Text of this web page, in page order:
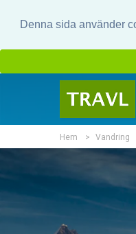
Denna sida använder
Hem Vandring